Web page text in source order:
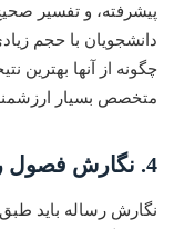
پیشرفته، و تفسیر
دانشجویان با حجم
چگونه از آنها بهترین
متخصص بسیار
4. نگارش فصول رساله: از طرح تا محتوا
نگارش رساله باید